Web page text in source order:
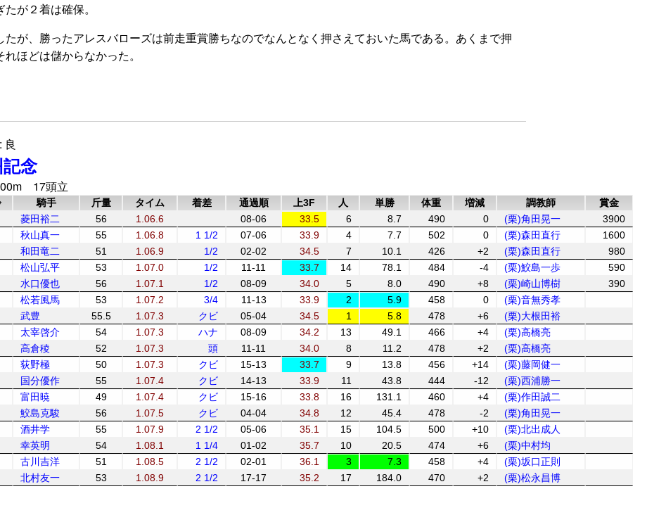
が２着は確保。
が、勝ったアレスバローズは前走重賞勝ちなのでなんとなく押さえておいた馬である。あくまで押
ほどは儲からなかった。
念
17頭立
騎手 斤量 タイム 着差 通過順 上3F 人 単勝 体重 増減 調教師
賞金
菱田裕二 56 1.06.6 08-06 33.5 6 8.7 490 0 (栗)角田晃一
3900
秋山真一 55 1.06.8 1 1/2 07-06 33.9 4 7.7 502 0 (栗)森田直行
1600
和田竜二 51 1.06.9 1/2 02-02 34.5 7 10.1 426 +2 (栗)森田直行
980
松山弘平 53 1.07.0 1/2 11-11 33.7 14 78.1 484 -4 (栗)鮫島一歩
590
水口優也 56 1.07.1 1/2 08-09 34.0 5 8.0 490 +8 (栗)崎山博樹
390
松若風馬 53 1.07.2 3/4 11-13 33.9 2 5.9 458 0
(栗)音無秀孝
武豊 55.5 1.07.3 クビ 05-04 34.5 1 5.8 478 +6
(栗)大根田裕
太宰啓介 54 1.07.3 ハナ 08-09 34.2 13 49.1 466 +4
(栗)高橋亮
高倉稜 52 1.07.3 頭 11-11 34.0 8 11.2 478 +2
(栗)高橋亮
荻野極 50 1.07.3 クビ 15-13 33.7 9 13.8 456 +14
(栗)藤岡健一
国分優作 55 1.07.4 クビ 14-13 33.9 11 43.8 444 -12
(栗)西浦勝一
富田暁 49 1.07.4 クビ 15-16 33.8 16 131.1 460 +4
(栗)作田誠二
鮫島克駿 56 1.07.5 クビ 04-04 34.8 12 45.4 478 -2
(栗)角田晃一
酒井学 55 1.07.9 2 1/2 05-06 35.1 15 104.5 500 +10
(栗)北出成人
幸英明 54 1.08.1 1 1/4 01-02 35.7 10 20.5 474 +6
(栗)中村均
古川吉洋 51 1.08.5 2 1/2 02-01 36.1 3 7.3 458 +4
(栗)坂口正則
北村友一 53 1.08.9 2 1/2 17-17 35.2 17 184.0 470 +2 (栗)松永昌博